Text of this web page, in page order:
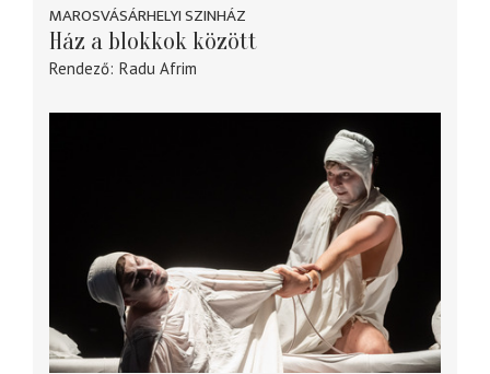
MAROSVÁSÁRHELYI SZINHÁZ
Ház a blokkok között
Rendező Radu Afrim